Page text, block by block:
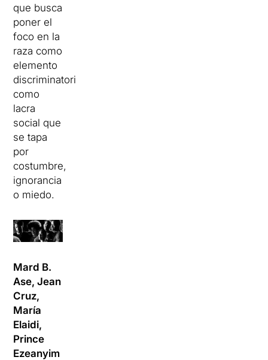
que busca
poner el
foco en la
raza como
elemento
discriminatorio,
como
lacra
social que
se tapa
por
costumbre,
ignorancia
o miedo.
Mard B.
Ase, Jean
Cruz,
María
Elaidi,
Prince
Ezeanyim